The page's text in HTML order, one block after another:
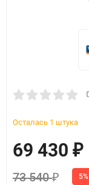
Осталась 1 штука
69 430 ₽
73 540₽ 5%